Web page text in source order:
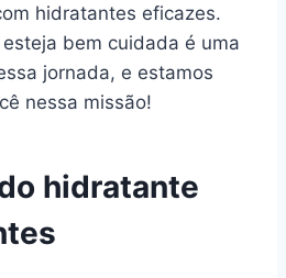
hidratantes eficazes.
bem cuidada é uma
jornada, e estamos
nessa missão!
hidratante